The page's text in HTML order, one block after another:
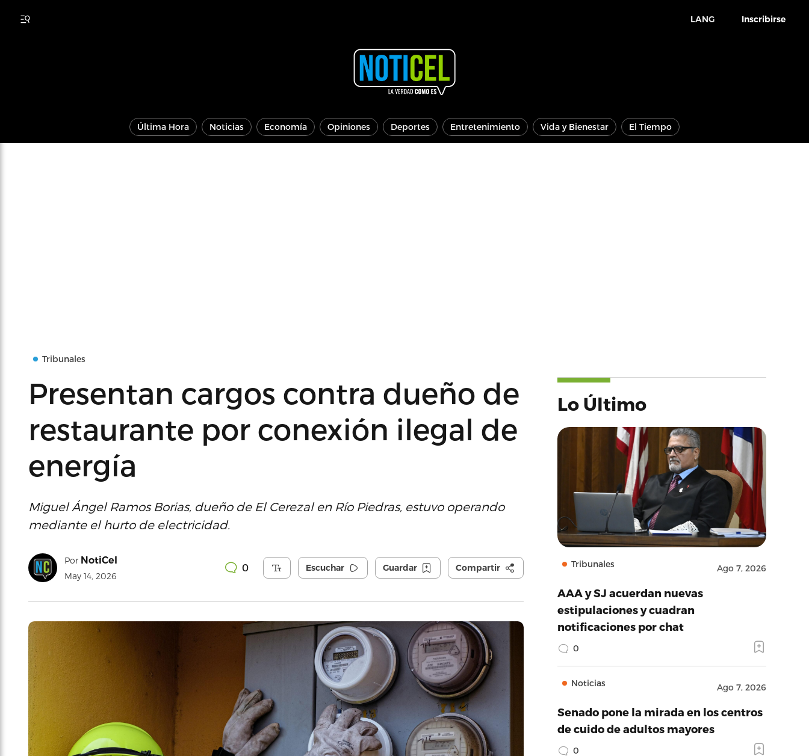
LANG Inscribirse
Última Hora Noticias Economía Opiniones Deportes Entretenimiento Vida y Bienestar El Tiempo
Tribunales
Presentan cargos contra dueño de
restaurante por conexión ilegal de
energía
Miguel Ángel Ramos Borias, dueño de El Cerezal en Río Piedras, estuvo operando
mediante el hurto de electricidad.
Por NotiCel
May 14, 2026
0 Escuchar Guardar Compartir
Lo Último
Tribunales Ago 7, 2026
AAA y SJ acuerdan nuevas
estipulaciones y cuadran
notificaciones por chat
0
Noticias Ago 7, 2026
Senado pone la mirada en los centros
de cuido de adultos mayores
0